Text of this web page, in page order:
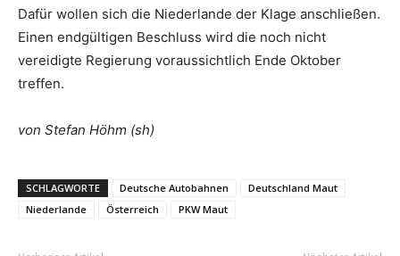
Dafür wollen sich die Niederlande der Klage anschließen.
Einen endgültigen Beschluss wird die noch nicht
vereidigte Regierung voraussichtlich Ende Oktober
treffen.
von Stefan Höhm (sh)
SCHLAGWORTE Deutsche Autobahnen
Deutschland Maut
Niederlande
Österreich PKW Maut